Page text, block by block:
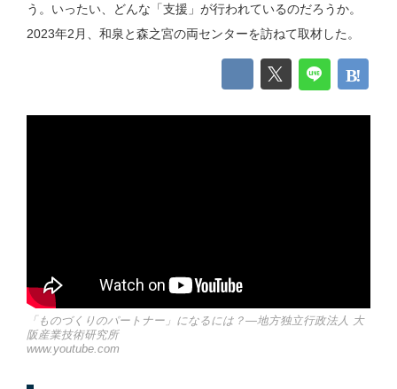
う。いったい、どんな「支援」が行われているのだろうか。
2023年2月、和泉と森之宮の両センターを訪ねて取材した。
「ものづくりのパートナー」になるには？—地方独立行政法人 大
阪産業技術研究所
www.youtube.com